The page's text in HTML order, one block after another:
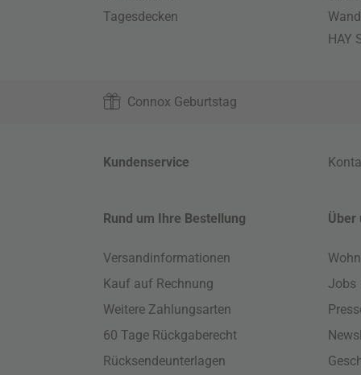
Tagesdecken
HAY
Connox Geburtstag
Kundenservice
Rund um Ihre Bestellung
Versandinformationen
Kauf auf Rechnung
Weitere Zahlungsarten
60 Tage Rückgaberecht
Rücksendeunterlagen
Über
Jobs